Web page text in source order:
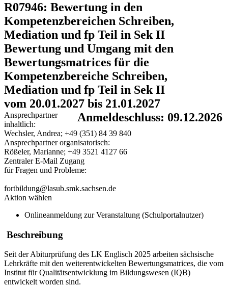
R07946: Bewertung in den
Kompetenzbereichen Schreiben,
Mediation und fp Teil in Sek II
Bewertung und Umgang mit den
Bewertungsmatrices für die
Kompetenzbereiche Schreiben,
Mediation und fp Teil in Sek II
vom 20.01.2027 bis 21.01.2027
Anmeldeschluss: 09.12.2026
Ansprechpartner
inhaltlich:
Wechsler, Andrea; +49 (351) 84 39 840
Ansprechpartner organisatorisch:
Rößeler, Marianne; +49 3521 4127 66
Zentraler E-Mail Zugang
für Fragen und Probleme:
fortbildung@lasub.smk.sachsen.de
Aktion wählen
Onlineanmeldung zur Veranstaltung (Schulportalnutzer)
Beschreibung
Seit der Abiturprüfung des LK Englisch 2025 arbeiten sächsische
Lehrkräfte mit den weiterentwickelten Bewertungsmatrices, die vom
Institut für Qualitätsentwicklung im Bildungswesen (IQB)
entwickelt worden sind.